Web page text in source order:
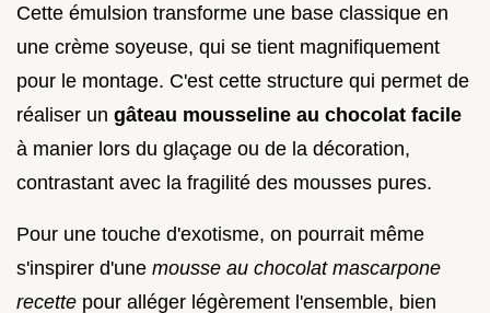
Cette émulsion transforme une base classique en
une crème soyeuse, qui se tient magnifiquement
pour le montage. C'est cette structure qui permet de
réaliser un gâteau mousseline au chocolat facile
à manier lors du glaçage ou de la décoration,
contrastant avec la fragilité des mousses pures.
Pour une touche d'exotisme, on pourrait même
s'inspirer d'une mousse au chocolat mascarpone
recette pour alléger légèrement l'ensemble, bien